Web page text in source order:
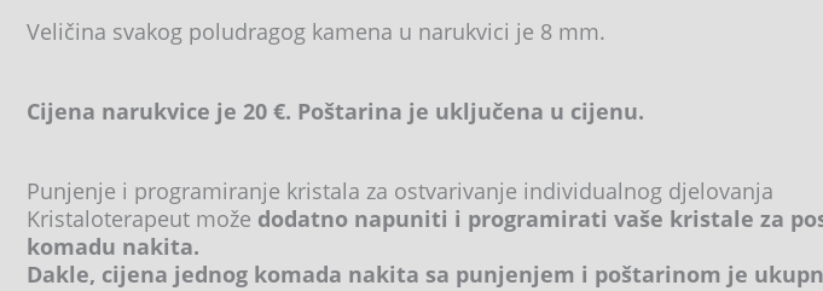
Veličina svakog poludragog kamena u narukvici je 8 mm.
Cijena narukvice je 20 €. Poštarina je uključena u cijenu.
Punjenje i programiranje kristala za ostvarivanje individualnog djelovanja
Kristaloterapeut može dodatno napuniti i programirati vaše kristale za
komadu nakita.
Dakle, cijena jednog komada nakita sa punjenjem i poštarinom je